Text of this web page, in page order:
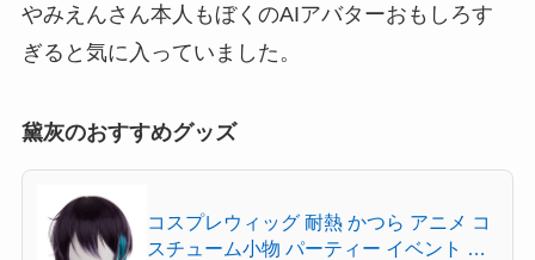
やみえんさん本人もぼくのAIアバターおもしろす
ぎる と気に入っていました。
黛灰のおすすめグッズ
コスプレウィッグ 耐熱 かつら アニメ コ
スチューム小物 パーティー イベント 仮